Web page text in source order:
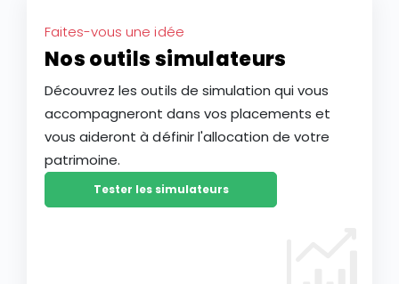
Faites-vous une idée
Nos outils simulateurs
Découvrez les outils de simulation qui vous
accompagneront dans vos placements et
vous aideront à définir l'allocation de votre
patrimoine.
Tester les simulateurs